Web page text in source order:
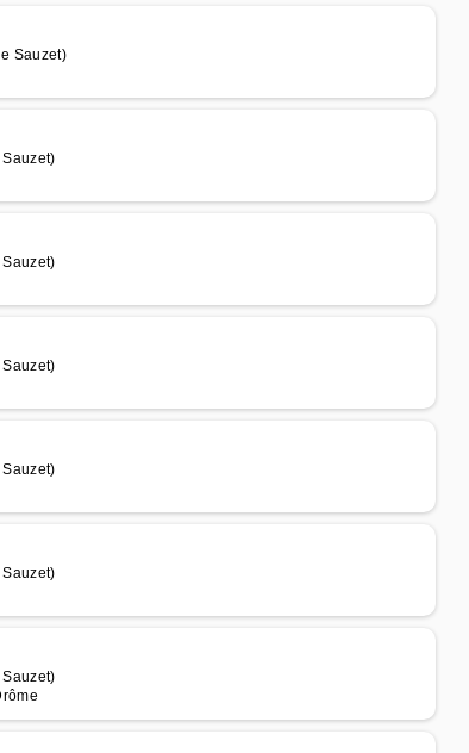
Sauzet)